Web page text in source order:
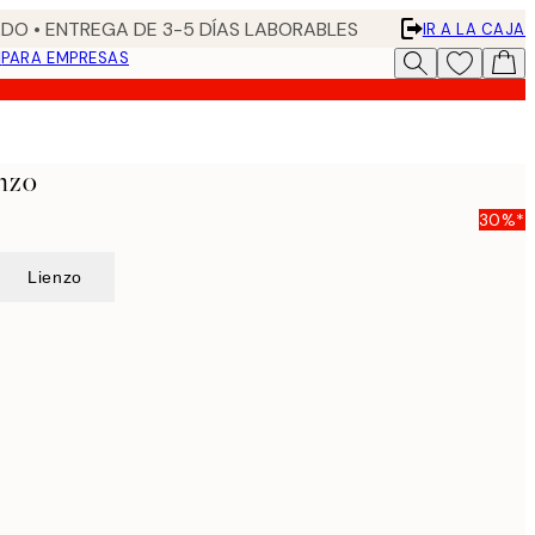
• ENTREGA DE 3-5 DÍAS LABORABLES
IR A LA CAJA
PARA EMPRESAS
30%*
Lienzo